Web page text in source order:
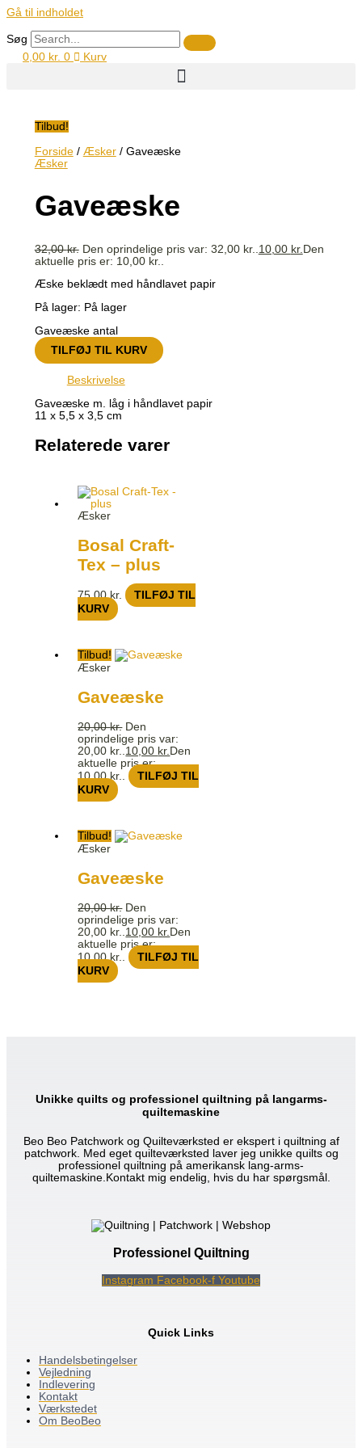
Gå til indholdet
Søg
0,00 kr. 0 Kurv
Tilbud!
Forside/ Æsker/ Gaveæske
Æsker
Gaveæske
32,00kr. Den oprindelige pris var: 32,00 kr.. 10,00 kr. Den
aktuelle pris er: 10,00 kr..
Æske beklædt med håndlavet papir
På lager: På lager
Gaveæske antal
TILFØJ TIL KURV
Beskrivelse
Gaveæske m. låg i håndlavet papir
11 x 5,5 x 3,5 cm
Relaterede varer
Æsker
Bosal Craft-
Tex – plus
75,00kr.
TILFØJ TIL
KURV
Tilbud!
Æsker
Gaveæske
20,00kr. Den
oprindelige pris var:
20,00 kr.. 10,00 kr. Den
aktuelle pris er:
10,00 kr..
TILFØJ TIL
KURV
Tilbud!
Æsker
Gaveæske
20,00kr. Den
oprindelige pris var:
20,00 kr.. 10,00 kr. Den
aktuelle pris er:
10,00 kr..
TILFØJ TIL
KURV
Unikke quilts og professionel quiltning på langarms-
quiltemaskine
Beo Beo Patchwork og Quilteværksted er ekspert i quiltning af
patchwork. Med eget quilteværksted laver jeg unikke quilts og
professionel quiltning på amerikansk lang-arms-
quiltemaskine.Kontakt mig endelig, hvis du har spørgsmål.
Professionel Quiltning
Instagram Facebook-f Youtube
Quick Links
Handelsbetingelser
Vejledning
Indlevering
Kontakt
Værkstedet
Om BeoBeo